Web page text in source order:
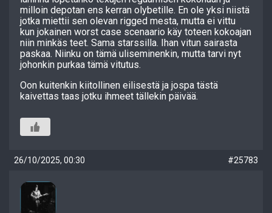
milloin depotan ens kerran olybetille. En ole yksi niistä
jotka miettii sen olevan rigged mesta, mutta ei vittu
kun jokainen worst case scenaario käy toteen kokoajan
niin minkäs teet. Sama starssilla. Ihan vitun sairasta
paskaa. Niinku on tämä uliseminenkin, mutta tarvi nyt
johonkin purkaa tämä vitutus.
Oon kuitenkin kiitollinen eilisestä ja jospa tästä
kaivettas taas jotku ihmeet tällekin päivää.
26/10/2025, 00:30 #25783